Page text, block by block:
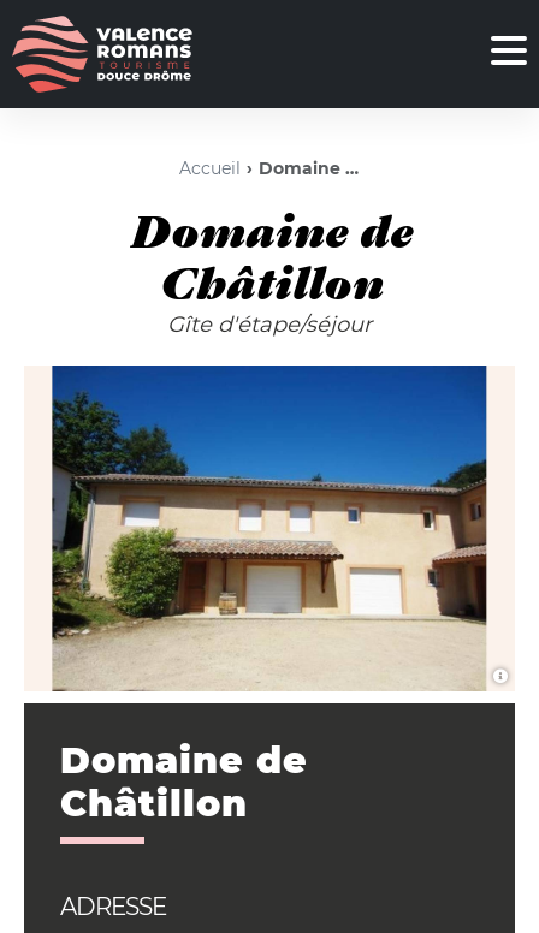
Accueil Domaine de Châtillon
Domaine de
Châtillon
Gîte d'étape/séjour
Domaine de
Châtillon
ADRESSE